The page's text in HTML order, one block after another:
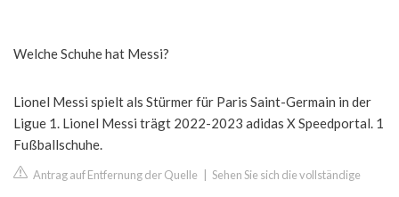
Welche Schuhe hat Messi?
Lionel Messi spielt als Stürmer für Paris Saint-Germain in der
Ligue 1. Lionel Messi trägt 2022-2023 adidas X Speedportal. 1
Fußballschuhe.
Antrag auf Entfernung der Quelle Sehen Sie sich die vollständige